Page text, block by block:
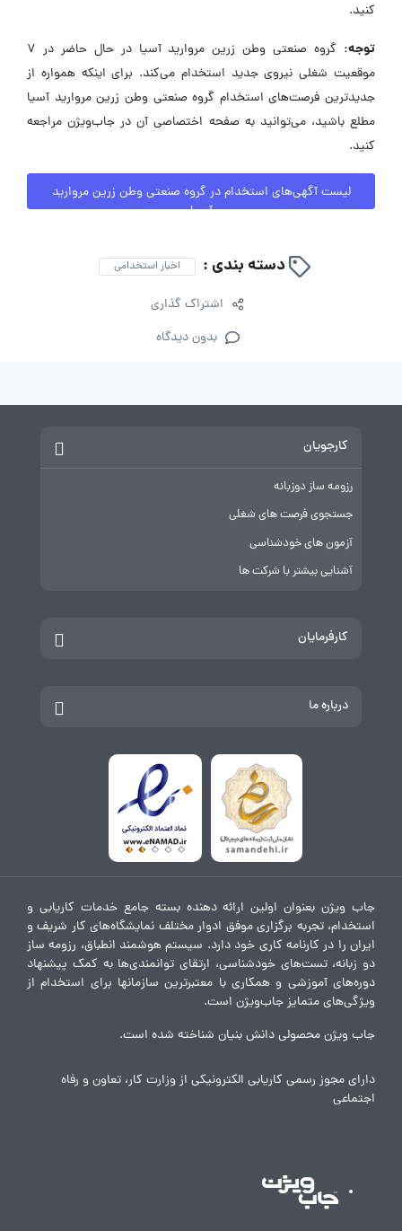
کنید.
توجه:
گروه صنعتی وطن زرین مروارید آسیا در حال حاضر در ۷
موقعیت شغلی نیروی جدید استخدام می‌کند. برای اینکه همواره از
جدیدترین فرصت‌های استخدام گروه صنعتی وطن زرین مروارید آسیا
مطلع باشید، می‌توانید به صفحه اختصاصی آن در جاب‌ویژن مراجعه
کنید.
لیست آگهی‌های استخدام در گروه صنعتی وطن زرین مروارید
آسیا
دسته بندی : اخبار استخدامی
اشتراک گذاری
بدون دیدگاه
کارجویان
رزومه ساز دوزبانه
جستجوی فرصت های شغلی
آزمون های خودشناسی
آشنایی بیشتر با شرکت ها
کارفرمایان
درباره ما
جاب ویژن بعنوان اولین ارائه دهنده بسته جامع خدمات کاریابی و
استخدام، تجربه برگزاری موفق ادوار مختلف نمایشگاه‌های کار شریف و
ایران را در کارنامه کاری خود دارد. سیستم هوشمند انطباق، رزومه ساز
دو زبانه، تست‌های خودشناسی، ارتقای توانمندی‌ها به کمک پیشنهاد
دوره‌های آموزشی و همکاری با معتبرترین سازمانها برای استخدام از
ویژگی‌های متمایز جاب‌ویژن است.
جاب ویژن محصولی دانش بنیان شناخته شده است.
دارای مجوز رسمی کاریابی الکترونیکی از وزارت کار، تعاون و رفاه
اجتماعی